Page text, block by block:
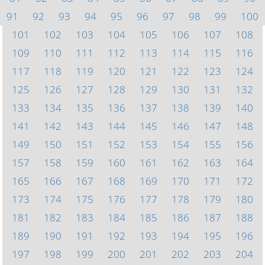
91
92 93 94 95 96 97 98 99
100
101
102 103 104 105 106 107
108
109
110 111 112 113 114 115
116
117
118 119 120 121 122 123
124
125
126 127 128 129 130 131
132
133
134 135 136 137 138 139
140
141
142 143 144 145 146 147
148
149
150 151 152 153 154 155
156
157
158 159 160 161 162 163
164
165
166 167 168 169 170 171
172
173
174 175 176 177 178 179
180
181
182 183 184 185 186 187
188
189
190 191 192 193 194 195
196
197
198 199 200 201 202 203
204